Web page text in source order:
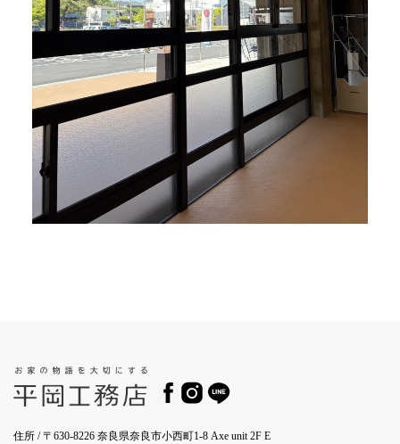
住所 / 〒630-8226 奈良県奈良市小西町1-8 Axe unit 2F E